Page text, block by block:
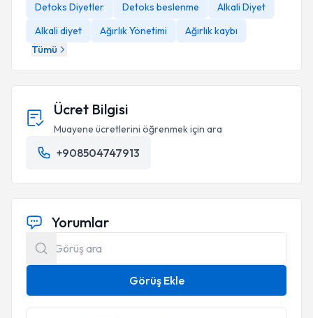
Detoks Diyetler
Detoks beslenme
Alkali Diyet
Alkali diyet
Ağırlık Yönetimi
Ağırlık kaybı
Tümü
Ücret Bilgisi
Muayene ücretlerini öğrenmek için ara
+908504747913
Yorumlar
Görüş Ekle